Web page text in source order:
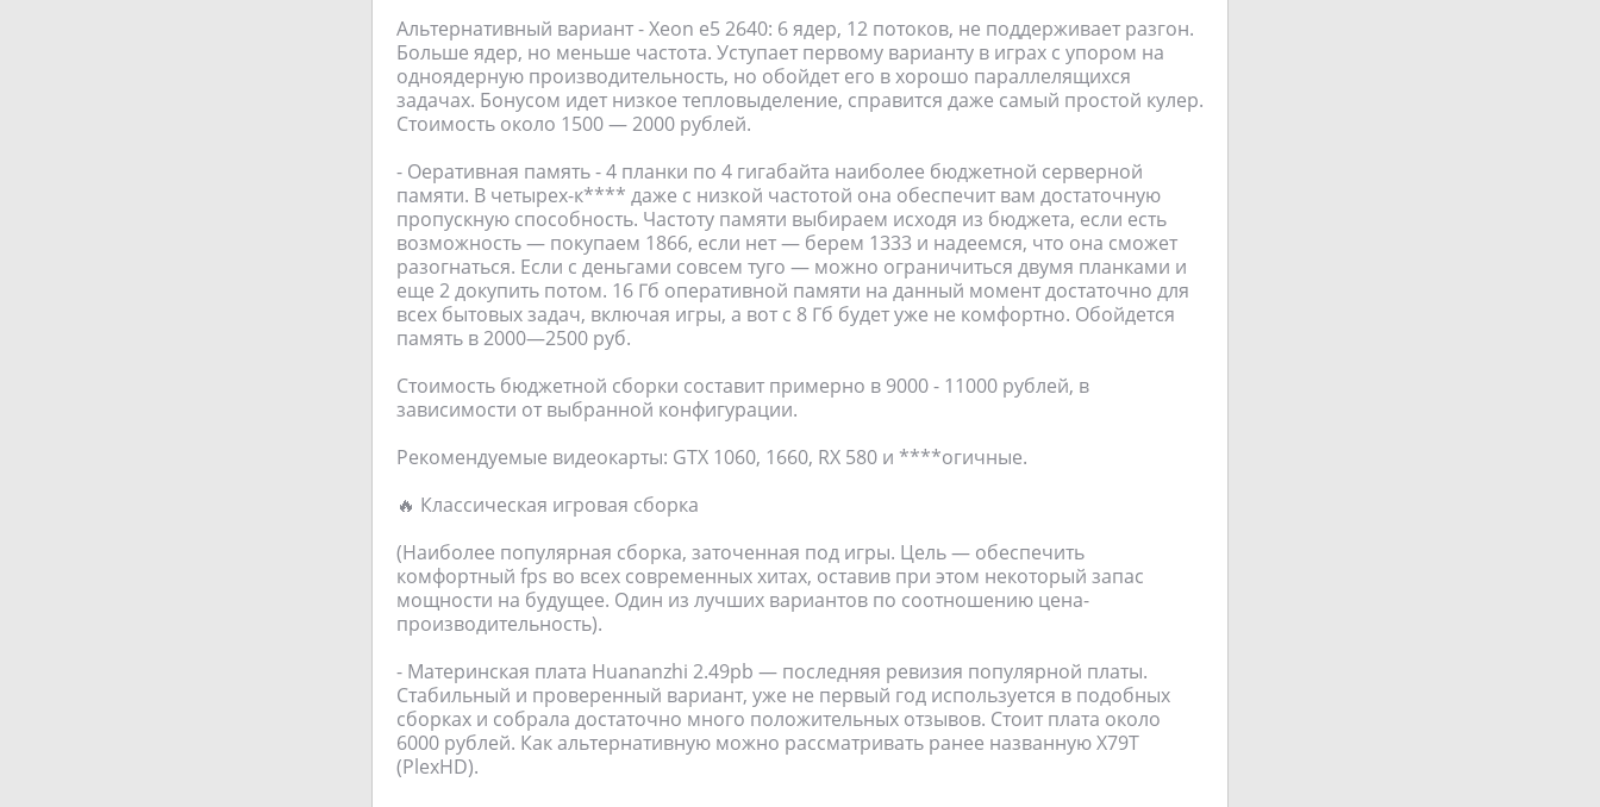
Альтернативный вариант - Xeon e5 2640: 6 ядер, 12 потоков, не поддерживает разгон.
Больше ядер, но меньше частота. Уступает первому варианту в играх с упором на
одноядерную производительность, но обойдет его в хорошо параллелящихся
задачах. Бонусом идет низкое тепловыделение, справится даже самый простой кулер.
Стоимость около 1500 — 2000 рублей.
- Оеративная память - 4 планки по 4 гигабайта наиболее бюджетной серверной
памяти. В четырех-к**** даже с низкой частотой она обеспечит вам достаточную
пропускную способность. Частоту памяти выбираем исходя из бюджета, если есть
возможность — покупаем 1866, если нет — берем 1333 и надеемся, что она сможет
разогнаться. Если с деньгами совсем туго — можно ограничиться двумя планками и
еще 2 докупить потом. 16 Гб оперативной памяти на данный момент достаточно для
всех бытовых задач, включая игры, а вот с 8 Гб будет уже не комфортно. Обойдется
память в 2000—2500 руб.
Стоимость бюджетной сборки составит примерно в 9000 - 11000 рублей, в
зависимости от выбранной конфигурации.
Рекомендуемые видеокарты: GTX 1060, 1660, RX 580 и ****огичные.
🔥 Классическая игровая сборка
(Наиболее популярная сборка, заточенная под игры. Цель — обеспечить
комфортный fps во всех современных хитах, оставив при этом некоторый запас
мощности на будущее. Один из лучших вариантов по соотношению цена-
производительность).
- Материнская плата Huananzhi 2.49pb — последняя ревизия популярной платы.
Стабильный и проверенный вариант, уже не первый год используется в подобных
сборках и собрала достаточно много положительных отзывов. Стоит плата около
6000 рублей. Как альтернативную можно рассматривать ранее названную X79T
(PlexHD).